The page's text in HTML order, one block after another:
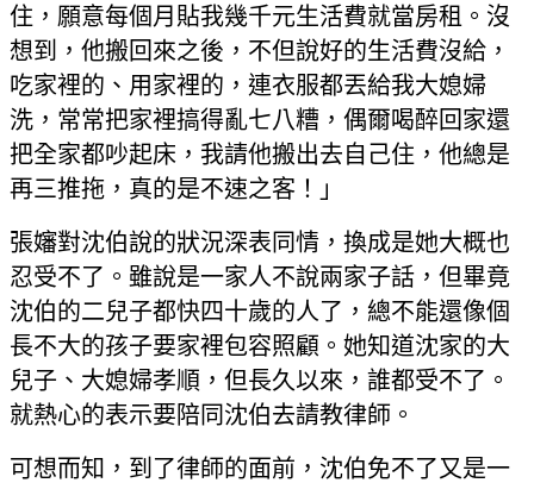
住，願意每個月貼我幾千元生活費就當房租。沒
想到，他搬回來之後，不但說好的生活費沒給，
吃家裡的、用家裡的，連衣服都丟給我大媳婦
洗，常常把家裡搞得亂七八糟，偶爾喝醉回家還
把全家都吵起床，我請他搬出去自己住，他總是
再三推拖，真的是不速之客！」
張嬸對沈伯說的狀況深表同情，換成是她大概也
忍受不了。雖說是一家人不說兩家子話，但畢竟
沈伯的二兒子都快四十歲的人了，總不能還像個
長不大的孩子要家裡包容照顧。她知道沈家的大
兒子、大媳婦孝順，但長久以來，誰都受不了。
就熱心的表示要陪同沈伯去請教律師。
可想而知，到了律師的面前，沈伯免不了又是一